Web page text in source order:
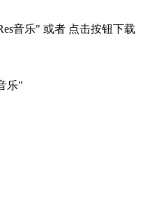
音乐" 或者 点击按钮下载
乐"